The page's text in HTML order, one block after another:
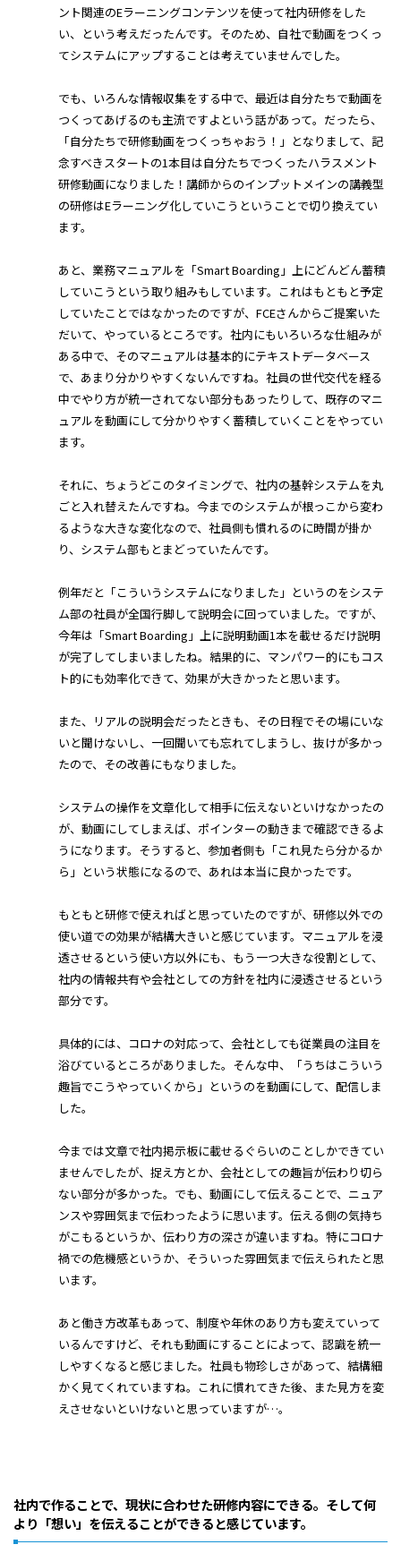
ント関連のEラーニングコンテンツを使って社内研修をした
い、という考えだったんです。そのため、自社で動画をつくっ
てシステムにアップすることは考えていませんでした。
でも、いろんな情報収集をする中で、最近は自分たちで動画を
つくってあげるのも主流ですよという話があって。だったら、
「自分たちで研修動画をつくっちゃおう！」となりまして、記
念すべきスタートの1本目は自分たちでつくったハラスメント
研修動画になりました！講師からのインプットメインの講義型
の研修はEラーニング化していこうということで切り換えてい
ます。
あと、業務マニュアルを「Smart Boarding」上にどんどん蓄積
していこうという取り組みもしています。これはもともと予定
していたことではなかったのですが、FCEさんからご提案いた
だいて、やっているところです。社内にもいろいろな仕組みが
ある中で、そのマニュアルは基本的にテキストデータベース
で、あまり分かりやすくないんですね。社員の世代交代を経る
中でやり方が統一されてない部分もあったりして、既存のマニ
ュアルを動画にして分かりやすく蓄積していくことをやってい
ます。
それに、ちょうどこのタイミングで、社内の基幹システムを丸
ごと入れ替えたんですね。今までのシステムが根っこから変わ
るような大きな変化なので、社員側も慣れるのに時間が掛か
り、システム部もとまどっていたんです。
例年だと「こういうシステムになりました」というのをシステ
ム部の社員が全国行脚して説明会に回っていました。ですが、
今年は「Smart Boarding」上に説明動画1本を載せるだけ説明
が完了してしまいましたね。結果的に、マンパワー的にもコス
ト的にも効率化できて、効果が大きかったと思います。
また、リアルの説明会だったときも、その日程でその場にいな
いと聞けないし、一回聞いても忘れてしまうし、抜けが多かっ
たので、その改善にもなりました。
システムの操作を文章化して相手に伝えないといけなかったの
が、動画にしてしまえば、ポインターの動きまで確認できるよ
うになります。そうすると、参加者側も「これ見たら分かるか
ら」という状態になるので、あれは本当に良かったです。
もともと研修で使えればと思っていたのですが、研修以外での
使い道での効果が結構大きいと感じています。マニュアルを浸
透させるという使い方以外にも、もう一つ大きな役割として、
社内の情報共有や会社としての方針を社内に浸透させるという
部分です。
具体的には、コロナの対応って、会社としても従業員の注目を
浴びているところがありました。そんな中、「うちはこういう
趣旨でこうやっていくから」というのを動画にして、配信しま
した。
今までは文章で社内掲示板に載せるぐらいのことしかできてい
ませんでしたが、捉え方とか、会社としての趣旨が伝わり切ら
ない部分が多かった。でも、動画にして伝えることで、ニュア
ンスや雰囲気まで伝わったように思います。伝える側の気持ち
がこもるというか、伝わり方の深さが違いますね。特にコロナ
禍での危機感というか、そういった雰囲気まで伝えられたと思
います。
あと働き方改革もあって、制度や年休のあり方も変えていって
いるんですけど、それも動画にすることによって、認識を統一
しやすくなると感じました。社員も物珍しさがあって、結構細
かく見てくれていますね。これに慣れてきた後、また見方を変
えさせないといけないと思っていますが…。
社内で作ることで、現状に合わせた研修内容にできる。そして何
より「想い」を伝えることができると感じています。